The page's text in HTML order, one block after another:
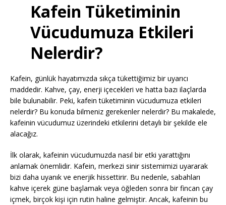
Kafein Tüketiminin
Vücudumuza Etkileri
Nelerdir?
Kafein, günlük hayatımızda sıkça tükettiğimiz bir uyarıcı
maddedir. Kahve, çay, enerji içecekleri ve hatta bazı ilaçlarda
bile bulunabilir. Peki, kafein tüketiminin vücudumuza etkileri
nelerdir? Bu konuda bilmeniz gerekenler nelerdir? Bu makalede,
kafeinin vücudumuz üzerindeki etkilerini detaylı bir şekilde ele
alacağız.
İlk olarak, kafeinin vücudumuzda nasıl bir etki yarattığını
anlamak önemlidir. Kafein, merkezi sinir sistemimizi uyararak
bizi daha uyanık ve enerjik hissettirir. Bu nedenle, sabahları
kahve içerek güne başlamak veya öğleden sonra bir fincan çay
içmek, birçok kişi için rutin haline gelmiştir. Ancak, kafeinin bu